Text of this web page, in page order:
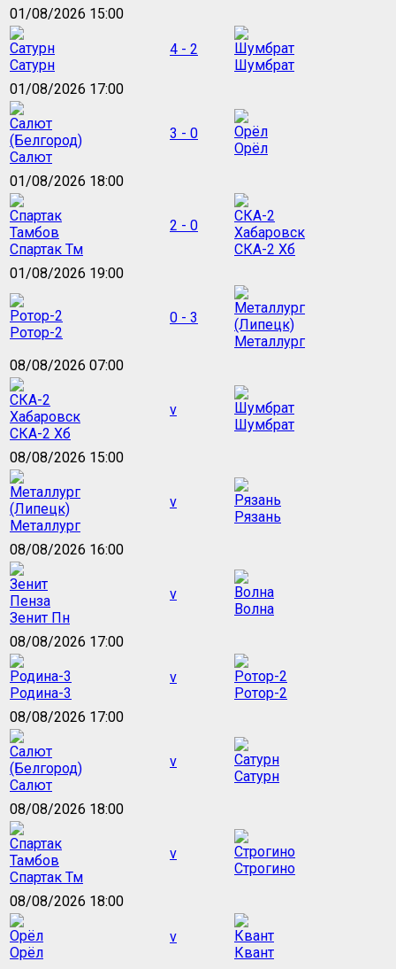
01/08/2026 15:00
Сатурн
4 - 2
Шумбрат
01/08/2026 17:00
Салют
3 - 0
Орёл
01/08/2026 18:00
Спартак Тм
2 - 0
СКА-2 Хб
01/08/2026 19:00
Ротор-2
0 - 3
Металлург
08/08/2026 07:00
СКА-2 Хб
v
Шумбрат
08/08/2026 15:00
Металлург
v
Рязань
08/08/2026 16:00
Зенит Пн
v
Волна
08/08/2026 17:00
Родина-3
v
Ротор-2
08/08/2026 17:00
Салют
v
Сатурн
08/08/2026 18:00
Спартак Тм
v
Строгино
08/08/2026 18:00
Орёл
v
Квант